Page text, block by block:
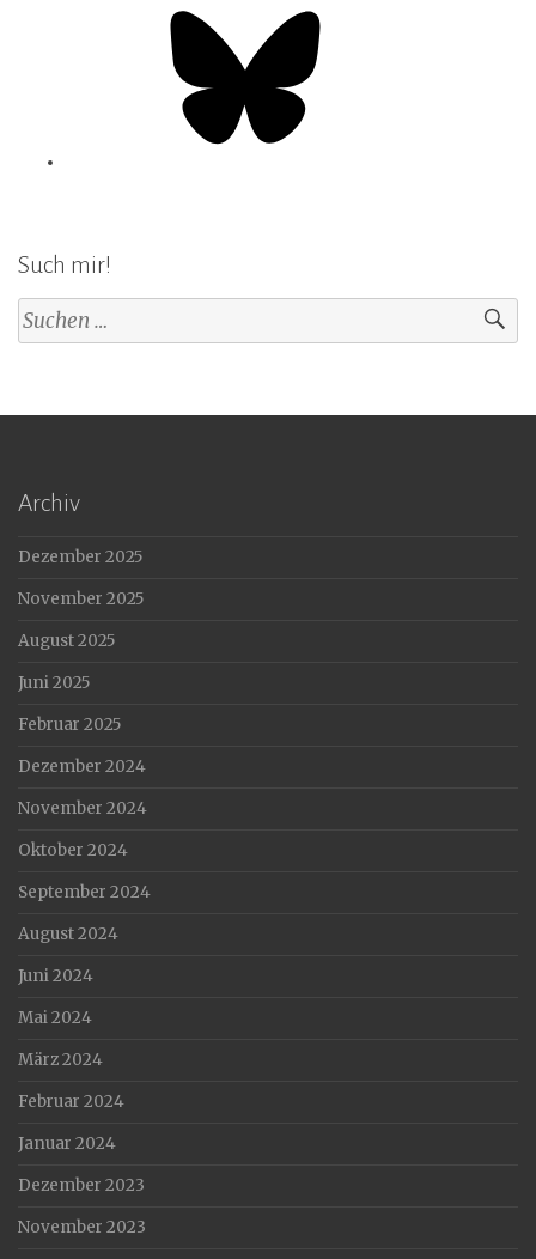
Such mir!
Suchen
nach:
Archiv
Dezember 2025
November 2025
August 2025
Juni 2025
Februar 2025
Dezember 2024
November 2024
Oktober 2024
September 2024
August 2024
Juni 2024
Mai 2024
März 2024
Februar 2024
Januar 2024
Dezember 2023
November 2023